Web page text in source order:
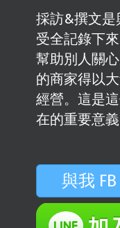
採訪&撰文是
受全記錄下
幫助別人關
的商家得以
經營。這是
在的重要意義
與我